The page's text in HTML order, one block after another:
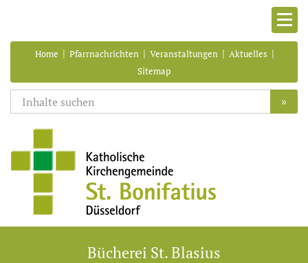
Home | Pfarrnachrichten | Veranstaltungen | Aktuelles |
Sitemap
»
Bücherei St. Blasius